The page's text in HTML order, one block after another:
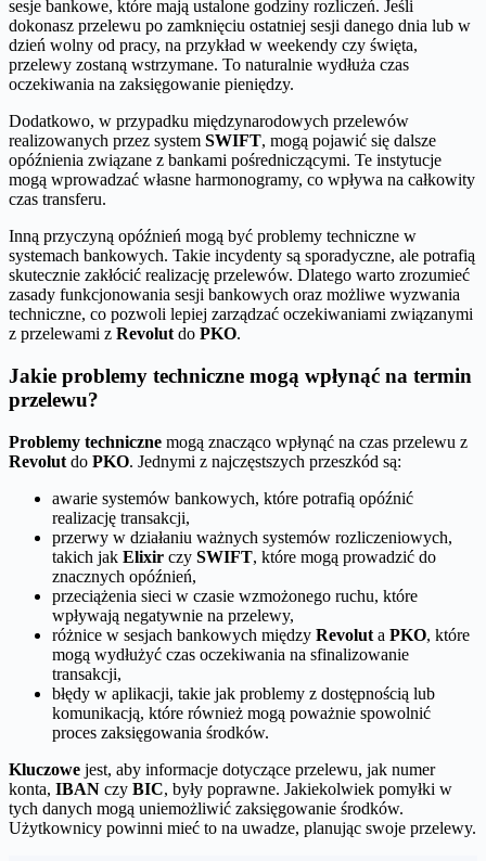
sesje bankowe, które mają ustalone godziny rozliczeń. Jeśli
dokonasz przelewu po zamknięciu ostatniej sesji danego dnia lub w
dzień wolny od pracy, na przykład w weekendy czy święta,
przelewy zostaną wstrzymane. To naturalnie wydłuża czas
oczekiwania na zaksięgowanie pieniędzy.
Dodatkowo, w przypadku międzynarodowych przelewów
realizowanych przez system SWIFT, mogą pojawić się dalsze
opóźnienia związane z bankami pośredniczącymi. Te instytucje
mogą wprowadzać własne harmonogramy, co wpływa na całkowity
czas transferu.
Inną przyczyną opóźnień mogą być problemy techniczne w
systemach bankowych. Takie incydenty są sporadyczne, ale potrafią
skutecznie zakłócić realizację przelewów. Dlatego warto zrozumieć
zasady funkcjonowania sesji bankowych oraz możliwe wyzwania
techniczne, co pozwoli lepiej zarządzać oczekiwaniami związanymi
z przelewami z Revolut do PKO.
Jakie problemy techniczne mogą wpłynąć na termin
przelewu?
Problemy techniczne mogą znacząco wpłynąć na czas przelewu z
Revolut do PKO. Jednymi z najczęstszych przeszkód są:
awarie systemów bankowych, które potrafią opóźnić
realizację transakcji,
przerwy w działaniu ważnych systemów rozliczeniowych,
takich jak Elixir czy SWIFT, które mogą prowadzić do
znacznych opóźnień,
przeciążenia sieci w czasie wzmożonego ruchu, które
wpływają negatywnie na przelewy,
różnice w sesjach bankowych między Revolut a PKO, które
mogą wydłużyć czas oczekiwania na sfinalizowanie
transakcji,
błędy w aplikacji, takie jak problemy z dostępnością lub
komunikacją, które również mogą poważnie spowolnić
proces zaksięgowania środków.
Kluczowe jest, aby informacje dotyczące przelewu, jak numer
konta, IBAN czy BIC, były poprawne. Jakiekolwiek pomyłki w
tych danych mogą uniemożliwić zaksięgowanie środków.
Użytkownicy powinni mieć to na uwadze, planując swoje przelewy.